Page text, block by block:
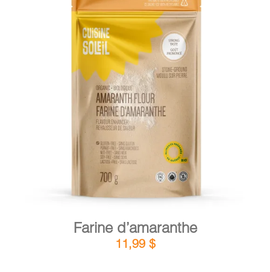
PANIER
EN
AJOUTER AU PANIER /
Farine d’amaranthe
11,99 $